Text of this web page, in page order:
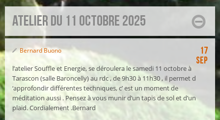
Atelier du 11 octobre 2025
Bernard Buono
17
Sep
l’atelier Souffle et Energie, se déroulera le samedi 11 octobre à
Tarascon (salle Baroncelly) au rdc , de 9h30 à 11h30 , il permet d
‘approfondir différentes techniques, c’ est un moment de
méditation aussi . Pensez à vous munir d’un tapis de sol et d’un
plaid. Cordialement .Bernard